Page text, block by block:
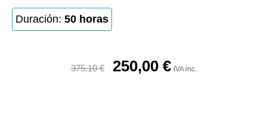
Duración: 50 horas
375,10€ 250,00 € IVA inc.